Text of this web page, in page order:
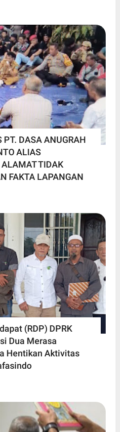
DASA ANUGRAH
ALIAS
TIDAK
FAKTA LAPANGAN
(RDP) DPRK
Dua Merasa
Hentikan Aktivitas